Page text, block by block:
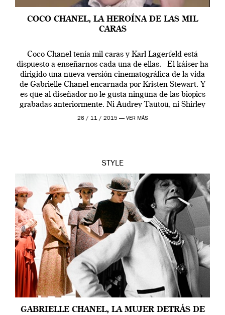
COCO CHANEL, LA HEROÍNA DE LAS MIL
CARAS
Coco Chanel tenía mil caras y Karl Lagerfeld está
dispuesto a enseñarnos cada una de ellas. El káiser ha
dirigido una nueva versión cinematográfica de la vida
de Gabrielle Chanel encarnada por Kristen Stewart. Y
es que al diseñador no le gusta ninguna de las biopics
grabadas anteriormente. Ni Audrey Tautou, ni Shirley
McLaine ni ninguna otra. A él […]
26 / 11 / 2015 — VER MÁS
STYLE
GABRIELLE CHANEL, LA MUJER DETRÁS DE